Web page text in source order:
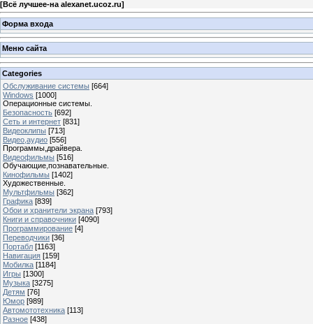
[Всё лучшее-на alexanet.ucoz.ru]
Форма входа
Меню сайта
Categories
Обслуживание системы [664]
Windows [1000]
Операционные системы.
Безопасность [692]
Сеть и интернет [831]
Видеоклипы [713]
Видео,аудио [556]
Программы,драйвера.
Видеофильмы [516]
Обучающие,познавательные.
Кинофильмы [1402]
Художественные.
Мультфильмы [362]
Графика [839]
Обои и хранители экрана [793]
Книги и справочники [4090]
Программирование [4]
Переводчики [36]
Портабл [1163]
Навигация [159]
Мобилка [1184]
Игры [1300]
Музыка [3275]
Детям [76]
Юмор [989]
Автомототехника [113]
Разное [438]